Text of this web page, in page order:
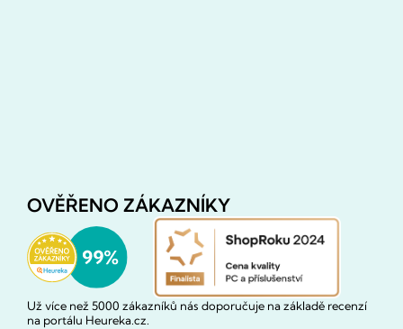
OVĚŘENO ZÁKAZNÍKY
Už více než 5000 zákazníků nás doporučuje na základě recenzí
na portálu Heureka.cz.